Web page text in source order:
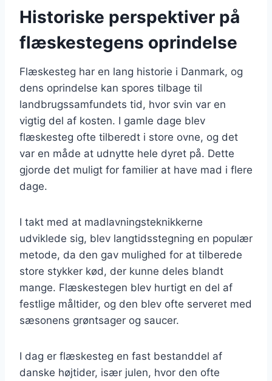
Historiske perspektiver på
flæskestegens oprindelse
Flæskesteg har en lang historie i Danmark, og
dens oprindelse kan spores tilbage til
landbrugssamfundets tid, hvor svin var en
vigtig del af kosten. I gamle dage blev
flæskesteg ofte tilberedt i store ovne, og det
var en måde at udnytte hele dyret på. Dette
gjorde det muligt for familier at have mad i flere
dage.
I takt med at madlavningsteknikkerne
udviklede sig, blev langtidsstegning en populær
metode, da den gav mulighed for at tilberede
store stykker kød, der kunne deles blandt
mange. Flæskestegen blev hurtigt en del af
festlige måltider, og den blev ofte serveret med
sæsonens grøntsager og saucer.
I dag er flæskesteg en fast bestanddel af
danske højtider, især julen, hvor den ofte